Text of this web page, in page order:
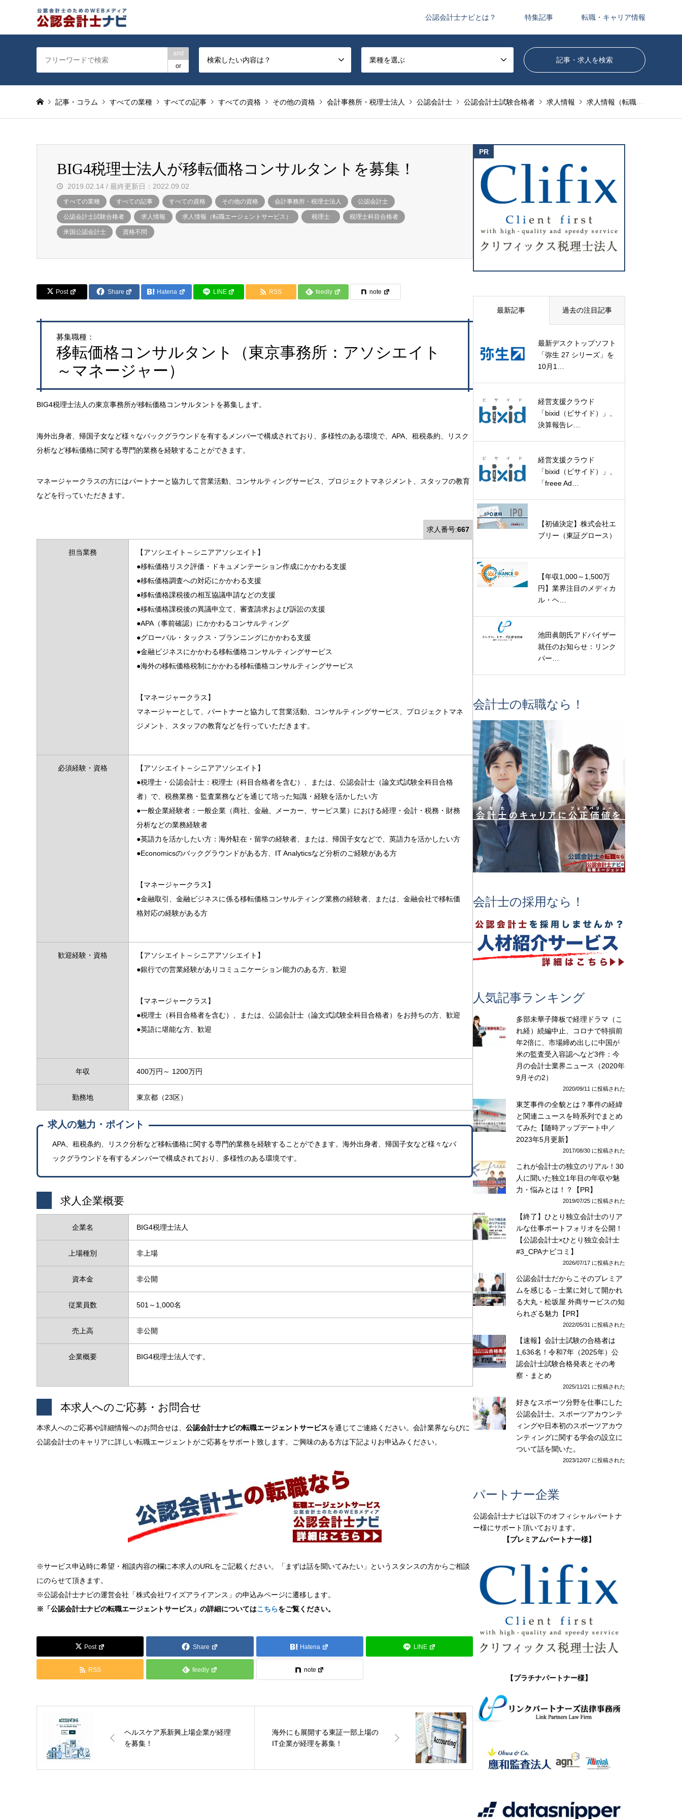
公認会計士ナビとは？ 特集記事 転職・キャリア情報
and
or
検索したい内容は？ 業種を選ぶ
記事・コラム すべての業種 すべての記事 すべての資格 その他の資格 会計事務所・税理士法人 公認会計士 公認会計士試験合格者 求人情報 求人情報（転職エージェントサービス）
BIG4税理士法人が移転価格コンサルタントを募集！
2019.02.14 / 最終更新日：2022.09.02
すべての業種 すべての記事 すべての資格 その他の資格 会計事務所・税理士法人 公認会計士
公認会計士試験合格者 求人情報 求人情報（転職エージェントサービス） 税理士 税理士科目合格者
米国公認会計士 資格不問
Post Share Hatena LINE RSS feedly note
募集職種：
移転価格コンサルタント（東京事務所：アソシエイト
～マネージャー）
BIG4税理士法人の東京事務所が移転価格コンサルタントを募集します。
海外出身者、帰国子女など様々なバックグラウンドを有するメンバーで構成されており、多様性のある環境で、APA、租税条約、リスク
分析など移転価格に関する専門的業務を経験することができます。
マネージャークラスの方にはパートナーと協力して営業活動、コンサルティングサービス、プロジェクトマネジメント、スタッフの教育
などを行っていただきます。
求人番号:667
担当業務
【アソシエイト～シニアアソシエイト】
●移転価格リスク評価・ドキュメンテーション作成にかかわる支援
●移転価格調査への対応にかかわる支援
●移転価格課税後の相互協議申請などの支援
●移転価格課税後の異議申立て、審査請求および訴訟の支援
●APA（事前確認）にかかわるコンサルティング
●グローバル・タックス・プランニングにかかわる支援
●金融ビジネスにかかわる移転価格コンサルティングサービス
●海外の移転価格税制にかかわる移転価格コンサルティングサービス
【マネージャークラス】
マネージャーとして、パートナーと協力して営業活動、コンサルティングサービス、プロジェクトマネ
ジメント、スタッフの教育などを行っていただきます。
必須経験・資格
【アソシエイト～シニアアソシエイト】
●税理士・公認会計士：税理士（科目合格者を含む）、または、公認会計士（論文式試験全科目合格
者）で、税務業務・監査業務などを通じて培った知識・経験を活かしたい方
●一般企業経験者：一般企業（商社、金融、メーカー、サービス業）における経理・会計・税務・財務
分析などの業務経験者
●英語力を活かしたい方：海外駐在・留学の経験者、または、帰国子女などで、英語力を活かしたい方
●Economicsのバックグラウンドがある方、IT Analyticsなど分析のご経験がある方
【マネージャークラス】
●金融取引、金融ビジネスに係る移転価格コンサルティング業務の経験者、または、金融会社で移転価
格対応の経験がある方
歓迎経験・資格
【アソシエイト～シニアアソシエイト】
●銀行での営業経験がありコミュニケーション能力のある方、歓迎
【マネージャークラス】
●税理士（科目合格者を含む）、または、公認会計士（論文式試験全科目合格者）をお持ちの方、歓迎
●英語に堪能な方、歓迎
年収 400万円～ 1200万円
勤務地 東京都（23区）
求人の魅力・ポイント
APA、租税条約、リスク分析など移転価格に関する専門的業務を経験することができます。海外出身者、帰国子女など様々なバ
ックグラウンドを有するメンバーで構成されており、多様性のある環境です。
求人企業概要
企業名 BIG4税理士法人
上場種別 非上場
資本金 非公開
従業員数 501～1,000名
売上高 非公開
企業概要 BIG4税理士法人です。
本求人へのご応募・お問合せ
本求人へのご応募や詳細情報へのお問合せは、 公認会計士ナビの転職エージェントサービスを通じてご連絡ください。会計業界ならびに
公認会計士のキャリアに詳しい転職エージェントがご応募をサポート致します。ご興味のある方は下記よりお申込みください。
※サービス申込時に希望・相談内容の欄に本求人のURLをご記載ください。「まずは話を聞いてみたい」というスタンスの方からご相談
にのらせて頂きます。
※公認会計士ナビの運営会社「株式会社ワイズアライアンス」の申込みページに遷移します。
※「公認会計士ナビの転職エージェントサービス」の詳細についてはこちらをご覧ください。
Post Share Hatena LINE
RSS feedly note
ヘルスケア系新興上場企業が経理
を募集！
海外にも展開する東証一部上場の
IT企業が経理を募集！
最新記事 過去の注目記事
最新デスクトップソフト
「弥生 27 シリーズ」を
10月1…
経営支援クラウド
「bixid（ビサイド）」、
決算報告レ…
経営支援クラウド
「bixid（ビサイド）」、
「freee Ad…
【初値決定】株式会社エ
ブリー（東証グロース）
【年収1,000～1,500万
円】業界注目のメディカ
ル・ヘ…
池田眞朗氏アドバイザー
就任のお知らせ：リンク
パー…
会計士の転職なら！
会計士の採用なら！
人気記事ランキング
多部未華子降板で経理ドラマ（こ
れ経）続編中止、コロナで特損前
年2倍に、市場締め出しに中国が
米の監査受入容認へなど3件：今
月の会計士業界ニュース（2020年
9月その2）
2020/09/11 に投稿された
東芝事件の全貌とは？事件の経緯
と関連ニュースを時系列でまとめ
てみた【随時アップデート中／
2023年5月更新】
2017/08/30 に投稿された
これが会計士の独立のリアル！30
人に聞いた独立1年目の年収や魅
力・悩みとは！？【PR】
2019/07/25 に投稿された
【終了】ひとり独立会計士のリア
ルな仕事ポートフォリオを公開！
【公認会計士×ひとり独立会計士
#3_CPAナビコミ】
2026/07/17 に投稿された
公認会計士だからこそのプレミア
ムを感じる－士業に対して開かれ
る大丸・松坂屋 外商サービスの知
られざる魅力【PR】
2022/05/31 に投稿された
【速報】会計士試験の合格者は
1,636名！令和7年（2025年）公
認会計士試験合格発表とその考
察・まとめ
2025/11/21 に投稿された
好きなスポーツ分野を仕事にした
公認会計士。スポーツアカウンテ
ィングや日本初のスポーツアカウ
ンティングに関する学会の設立に
ついて話を聞いた。
2023/12/07 に投稿された
パートナー企業
公認会計士ナビは以下のオフィシャルパートナ
ー様にサポート頂いております。
【プレミアムパートナー様】
【プラチナパートナー様】